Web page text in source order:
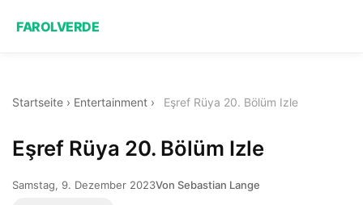
FAROLVERDE
Startseite › Entertainment › Eşref Rüya 20. Bölüm Izle
Eşref Rüya 20. Bölüm Izle
Samstag, 9. Dezember 2023Von Sebastian Lange